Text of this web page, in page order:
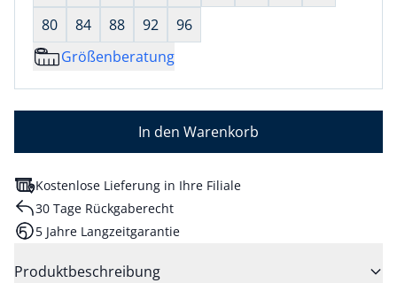
80
84 88 92
96
Größenberatung
In den Warenkorb
Kostenlose Lieferung in Ihre Filiale
30 Tage Rückgaberecht
5 Jahre Langzeitgarantie
Produktbeschreibung